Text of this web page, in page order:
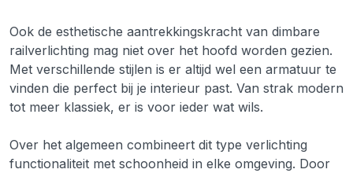
Ook de esthetische aantrekkingskracht van dimbare
railverlichting mag niet over het hoofd worden gezien.
Met verschillende stijlen is er altijd wel een armatuur te
vinden die perfect bij je interieur past. Van strak modern
tot meer klassiek, er is voor ieder wat wils.
Over het algemeen combineert dit type verlichting
functionaliteit met schoonheid in elke omgeving. Door